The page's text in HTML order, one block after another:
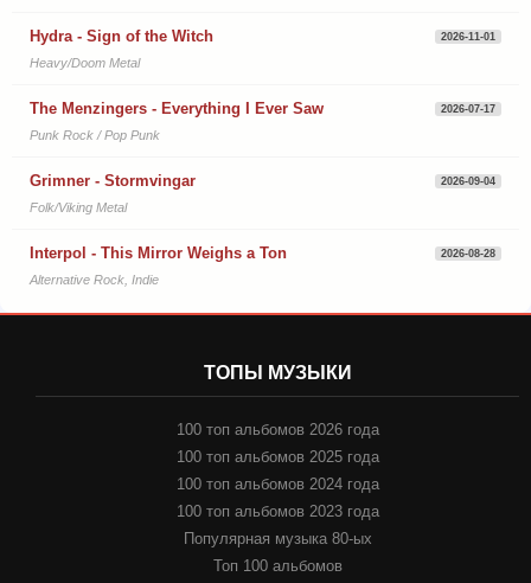
Hydra - Sign of the Witch 2026-11-01
Heavy/Doom Metal
The Menzingers - Everything I Ever Saw 2026-07-17
Punk Rock / Pop Punk
Grimner - Stormvingar 2026-09-04
Folk/Viking Metal
Interpol - This Mirror Weighs a Ton 2026-08-28
Alternative Rock, Indie
ТОПЫ МУЗЫКИ
100 топ альбомов 2026 года
100 топ альбомов 2025 года
100 топ альбомов 2024 года
100 топ альбомов 2023 года
Популярная музыка 80-ых
Топ 100 альбомов